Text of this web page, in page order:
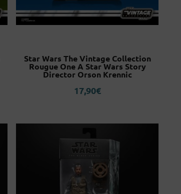
Star Wars The Vintage Collection
Rougue One A Star Wars Story
Director Orson Krennic
17,90€